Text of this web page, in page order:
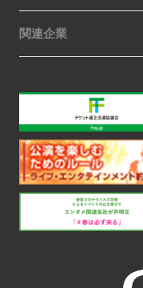
関連企業